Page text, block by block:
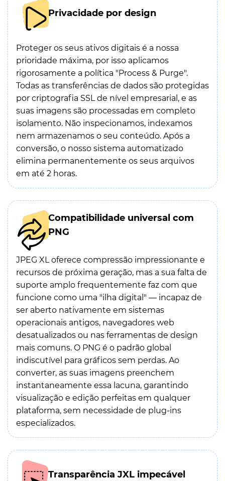
Privacidade por design
Proteger os seus ativos digitais é a nossa
prioridade máxima, por isso aplicamos
rigorosamente a política "Process & Purge".
Todas as transferências de dados são protegidas
por criptografia SSL de nível empresarial, e as
suas imagens são processadas em completo
isolamento. Não inspecionamos, indexamos
nem armazenamos o seu conteúdo. Após a
conversão, o nosso sistema automatizado
elimina permanentemente os seus arquivos
em até 2 horas.
Compatibilidade universal com
PNG
JPEG XL oferece compressão impressionante e
recursos de próxima geração, mas a sua falta de
suporte amplo frequentemente faz com que
funcione como uma "ilha digital" — incapaz de
ser aberto nativamente em sistemas
operacionais antigos, navegadores web
desatualizados ou nas ferramentas de design
mais comuns. O PNG é o padrão global
indiscutível para gráficos sem perdas. Ao
converter, as suas imagens preenchem
instantaneamente essa lacuna, garantindo
visualização e edição perfeitas em qualquer
plataforma, sem necessidade de plug-ins
especializados.
Transparência JXL impecável